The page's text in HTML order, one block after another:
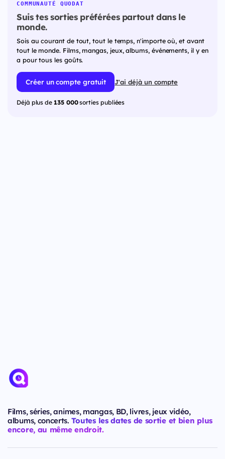
COMMUNAUTÉ QUODAT
Suis tes sorties préférées partout dans le
monde.
Sois au courant de tout, tout le temps, n'importe où, et avant
tout le monde. Films, mangas, jeux, albums, événements, il y en
a pour tous les goûts.
Créer un compte gratuit J'ai déjà un compte
Déjà plus de 135 000sorties publiées
Films, séries, animes, mangas, BD, livres, jeux vidéo,
albums, concerts. Toutes les dates de sortie et bien plus
encore, au même endroit.